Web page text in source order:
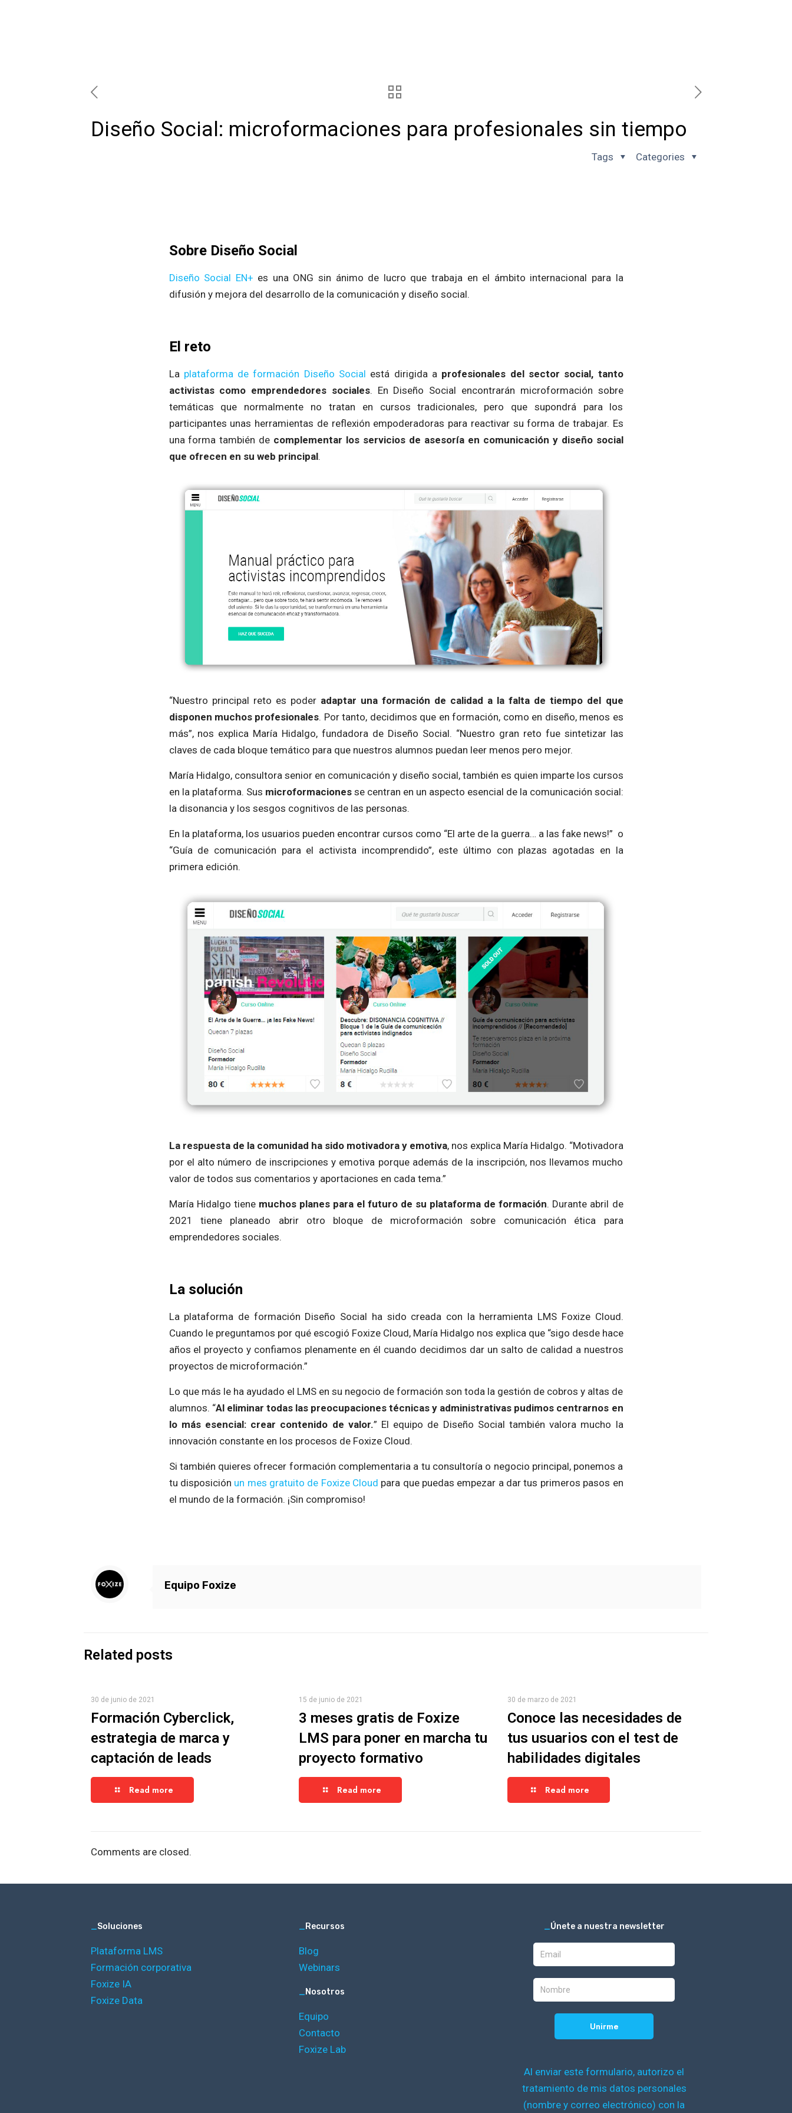
Diseño Social: microformaciones para profesionales sin tiempo
Categories
Tags
Sobre Diseño Social
Diseño Social EN+ es una ONG sin ánimo de lucro que trabaja en el ámbito internacional para la
difusión y mejora del desarrollo de la comunicación y diseño social.
El reto
La plataforma de formación Diseño Social está dirigida a profesionales del sector social, tanto
activistas como emprendedores sociales. En Diseño Social encontrarán microformación sobre
temáticas que normalmente no tratan en cursos tradicionales, pero que supondrá para los
participantes unas herramientas de reflexión empoderadoras para reactivar su forma de trabajar. Es
una forma también de complementar los servicios de asesoría en comunicación y diseño social
que ofrecen en su web principal.
“Nuestro principal reto es poder adaptar una formación de calidad a la falta de tiempo del que
disponen muchos profesionales. Por tanto, decidimos que en formación, como en diseño, menos es
más”, nos explica María Hidalgo, fundadora de Diseño Social. “Nuestro gran reto fue sintetizar las
claves de cada bloque temático para que nuestros alumnos puedan leer menos pero mejor.
María Hidalgo, consultora senior en comunicación y diseño social, también es quien imparte los cursos
en la plataforma. Sus microformacionesse centran en un aspecto esencial de la comunicación social:
la disonancia y los sesgos cognitivos de las personas.
En la plataforma, los usuarios pueden encontrar cursos como “El arte de la guerra… a las fake news!” o
“Guía de comunicación para el activista incomprendido”, este último con plazas agotadas en la
primera edición.
La respuesta de la comunidad ha sido motivadora y emotiva, nos explica María Hidalgo. “Motivadora
por el alto número de inscripciones y emotiva porque además de la inscripción, nos llevamos mucho
valor de todos sus comentarios y aportaciones en cada tema.”
María Hidalgo tiene muchos planes para el futuro de su plataforma de formación. Durante abril de
2021 tiene planeado abrir otro bloque de microformación sobre comunicación ética para
emprendedores sociales.
La solución
La plataforma de formación Diseño Social ha sido creada con la herramienta LMS Foxize Cloud.
Cuando le preguntamos por qué escogió Foxize Cloud, María Hidalgo nos explica que “sigo desde hace
años el proyecto y confiamos plenamente en él cuando decidimos dar un salto de calidad a nuestros
proyectos de microformación.”
Lo que más le ha ayudado el LMS en su negocio de formación son toda la gestión de cobros y altas de
alumnos. “Al eliminar todas las preocupaciones técnicas y administrativas pudimos centrarnos en
lo más esencial: crear contenido de valor.” El equipo de Diseño Social también valora mucho la
innovación constante en los procesos de Foxize Cloud.
Si también quieres ofrecer formación complementaria a tu consultoría o negocio principal, ponemos a
tu disposición un mes gratuito de Foxize Cloud para que puedas empezar a dar tus primeros pasos en
el mundo de la formación. ¡Sin compromiso!
Equipo Foxize
Related posts
30 de junio de 2021
Formación Cyberclick,
estrategia de marca y
captación de leads
Read more
15 de junio de 2021
3 meses gratis de Foxize
LMS para poner en marcha tu
proyecto formativo
Read more
30 de marzo de 2021
Conoce las necesidades de
tus usuarios con el test de
habilidades digitales
Read more
Comments are closed.
_Soluciones
Plataforma LMS
Formación corporativa
Foxize IA
Foxize Data
_Recursos
Blog
Webinars
_Nosotros
Equipo
Contacto
Foxize Lab
_Únete a nuestra newsletter
Al enviar este formulario, autorizo el
tratamiento de mis datos personales
(nombre y correo electrónico) con la